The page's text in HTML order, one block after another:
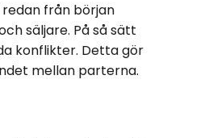
från början
säljare. På så sätt
konflikter. Detta gör
mellan parterna.